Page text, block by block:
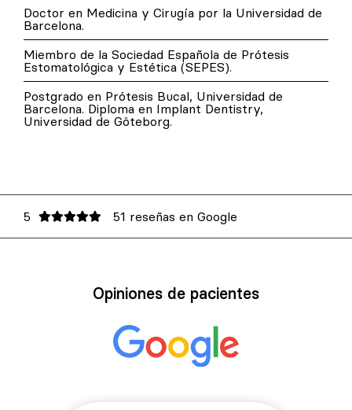
Doctor en Medicina y Cirugía por la Universidad de
Barcelona.
Miembro de la Sociedad Española de Prótesis
Estomatológica y Estética (SEPES).
Postgrado en Prótesis Bucal, Universidad de
Barcelona. Diploma en Implant Dentistry,
Universidad de Göteborg.
5 51 reseñas en Google
Opiniones de pacientes